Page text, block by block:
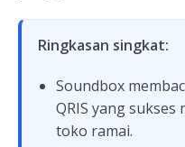
Ringkasan singkat:
Soundbox
QRIS yang
toko ramai.